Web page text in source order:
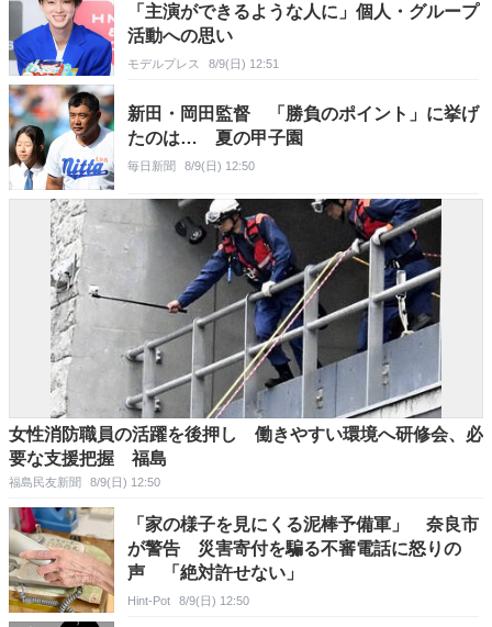
「主演ができるような人に」個人・グループ
活動への思い
モデルプレス 8/9(日) 12:51
新田・岡田監督 「勝負のポイント」に挙げ
たのは… 夏の甲子園
毎日新聞 8/9(日) 12:50
女性消防職員の活躍を後押し 働きやすい環境へ研修会、必
要な支援把握 福島
福島民友新聞 8/9(日) 12:50
「家の様子を見にくる泥棒予備軍」 奈良市
が警告 災害寄付を騙る不審電話に怒りの
声 「絶対許せない」
Hint-Pot 8/9(日) 12:50